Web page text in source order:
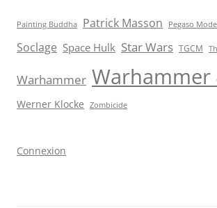
Painting Buddha Patrick Masson Pegaso
Soclage Space Hulk Star Wars TGCM
Warhammer Warhammer
Werner Klocke Zombicide
Connexion